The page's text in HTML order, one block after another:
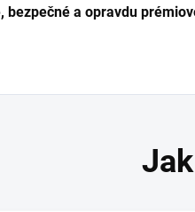
bezpečné a opravdu